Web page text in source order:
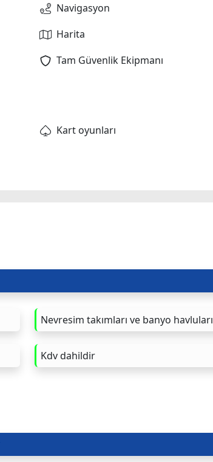
Navigasyon
Harita
Tam Güvenlik Ekipmanı
Kart oyunları
Nevresim takımları ve banyo havluları
Kdv dahildir